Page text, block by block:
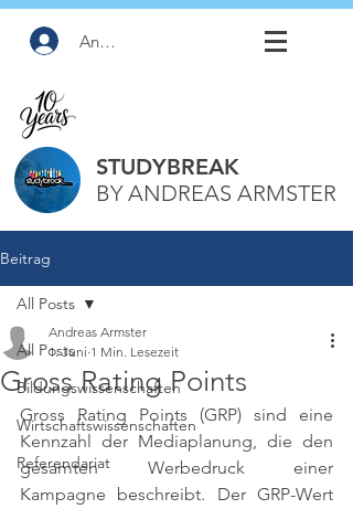
Anmelden
STUDYBREAK
BY ANDREAS ARMSTER
Beitrag
All Posts
Bildungswissenschaften
Wirtschaftswissenschaften
Referendariat
All Posts
Gross Rating Points
Andreas Armster
1. Juni 1 Min. Lesezeit
Gross Rating Points (GRP) sind eine
Kennzahl der Mediaplanung, die den
gesamten Werbedruck einer
Kampagne beschreibt. Der GRP-Wert